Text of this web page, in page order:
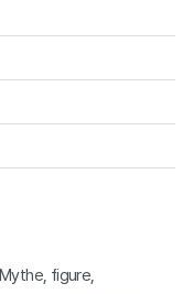
figure,